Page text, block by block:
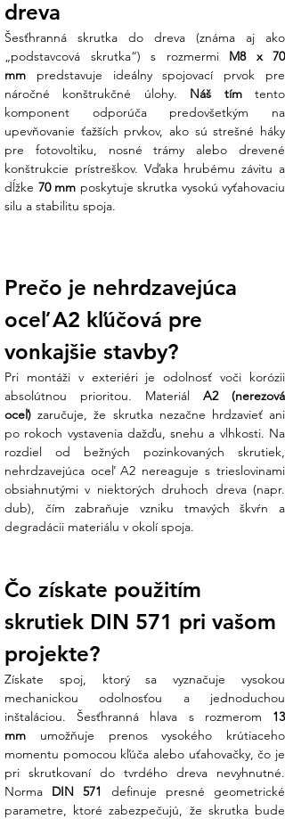
poveternostných podmienkach.
Hlavné prednosti skrutiek DIN 571 A2:
Absolútna odolnosť voči korózii:
Materiál A2 (AISI 304) zaručuje, že
skrutka nezhrdzavie ani po desaťročiach
vystavenia dažďu a vlhkosti. To je kritické
najmä pri strešných inštaláciách, kde by
korózia bežnej skrutky mohla oslabiť celú
konštrukciu.
kľúča alebo uťahovačky, čo zabezpečuje
rizika „prešmyknutia“ náradia.
Hlboký závit do dreva:Špeciálne
navrhnutý hrubý závit sa zahryzne
hlboko do dreveného vlákna, čím
poskytuje extrémnu odolnosť voči
vytrhnutiu.
Dlhá životnosť celého systému:
Použitím nerezových skrutiek
predchádzate vzniku hrdzavých
stekancov na strešnej krytine alebo
Koniec technickej neistote:
je dĺžka 70 mm postačujúca pre
bezpečné ukotvenie vašich strešných
hákov? Náš tím v Ensun vám na základe
hrúbky vašej krytiny a kontralát odporučí
ideálnu dĺžku skrutky.
Technické špecifikácie:
V Ensun dodávame len certifikovaný
spojovací materiál, ktorý spĺňa európske
normy:
dreva
Šesťhranná skrutka do dreva (známa aj ako
„podstavcová skrutka“) s rozmermi M8 x 70
mm predstavuje ideálny spojovací prvok pre
náročné konštrukčné úlohy. Náš tím tento
komponent odporúča predovšetkým na
upevňovanie ťažších prvkov, ako sú strešné háky
pre fotovoltiku, nosné trámy alebo drevené
konštrukcie prístreškov. Vďaka hrubému závitu a
dĺžke 70 mm poskytuje skrutka vysokú vyťahovaciu
silu a stabilitu spoja.
Prečo je nehrdzavejúca
oceľ A2 kľúčová pre
vonkajšie stavby?
Pri montáži v exteriéri je odolnosť voči korózii
absolútnou prioritou. Materiál A2 (nerezová
oceľ) zaručuje, že skrutka nezačne hrdzavieť ani
po rokoch vystavenia dažďu, snehu a vlhkosti. Na
rozdiel od bežných pozinkovaných skrutiek,
nehrdzavejúca oceľ A2 nereaguje s trieslovinami
obsiahnutými v niektorých druhoch dreva (napr.
dub), čím zabraňuje vzniku tmavých škvŕn a
degradácii materiálu v okolí spoja.
Čo získate použitím
skrutiek DIN 571 pri vašom
projekte?
Získate spoj, ktorý sa vyznačuje vysokou
mechanickou odolnosťou a jednoduchou
inštaláciou. Šesťhranná hlava s rozmerom 13
mm umožňuje prenos vysokého krútiaceho
momentu pomocou kľúča alebo uťahovačky, čo je
pri skrutkovaní do tvrdého dreva nevyhnutné.
Norma DIN 571
definuje presné geometrické
parametre, ktoré zabezpečujú, že skrutka bude